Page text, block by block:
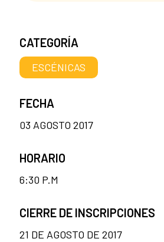
CATEGORÍA
ESCÉNICAS
FECHA
03 AGOSTO 2017
HORARIO
6:30 P.M
CIERRE DE INSCRIPCIONES
21 DE AGOSTO DE 2017